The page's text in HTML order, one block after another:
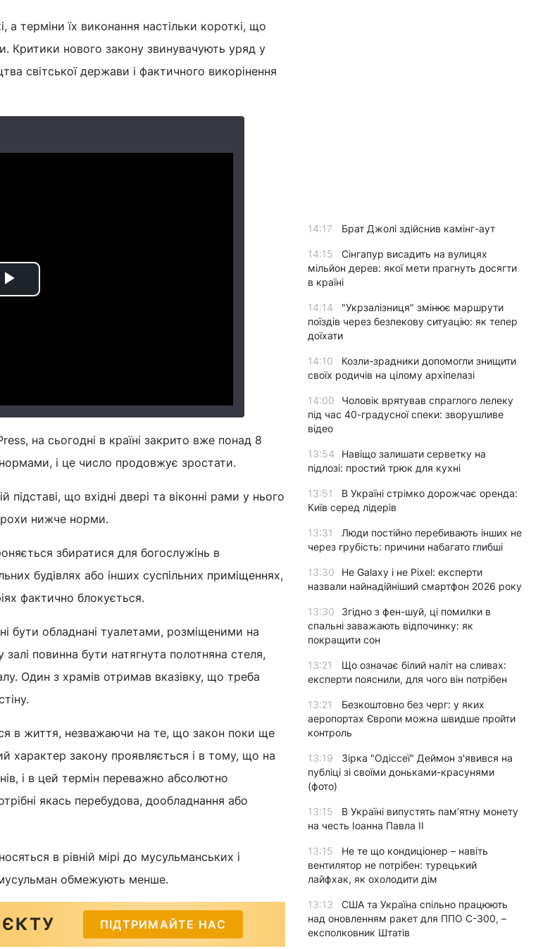
а терміни їх виконання настільки короткі, що
Критики нового закону звинувачують уряд у
світської держави і фактичного викорінення
Play
на сьогодні в країні закрито вже понад 8
і це число продовжує зростати.
що вхідні двері та віконні рами у нього
нижче норми.
збиратися для богослужінь в
будівлях або інших суспільних приміщеннях,
фактично блокується.
бути обладнані туалетами, розміщеними на
залі повинна бути натягнута полотняна стеля,
Один з храмів отримав вказівку, що треба
в життя, незважаючи на те, що закон поки ще
характер закону проявляється і в тому, що на
і в цей термін переважно абсолютно
якась перебудова, дообладнання або
в рівній мірі до мусульманських і
обмежують менше.
ПІДТРИМАЙТЕ НАС
14:17 Брат Джолі здійснив камінг-аут
14:15
Сінгапур висадить на вулицях
мільйон дерев: якої мети прагнуть досягти
в країні
14:14
"Укрзалізниця" змінює маршрути
поїздів через безпекову ситуацію: як тепер
доїхати
14:10
Козли-зрадники допомогли знищити
своїх родичів на цілому архіпелазі
14:00
Чоловік врятував спраглого лелеку
під час 40-градусної спеки: зворушливе
відео
13:54
Навіщо залишати серветку на
підлозі: простий трюк для кухні
13:51
В Україні стрімко дорожчає оренда:
Київ серед лідерів
13:31
Люди постійно перебивають інших не
через грубість: причини набагато глибші
13:30
Не Galaxy і не Pixel: експерти
назвали найнадійніший смартфон 2026 року
13:30
Згідно з фен-шуй, ці помилки в
спальні заважають відпочинку: як
покращити сон
13:21
Що означає білий наліт на сливах:
експерти пояснили, для чого він потрібен
13:21
Безкоштовно без черг: у яких
аеропортах Європи можна швидше пройти
контроль
13:19
Зірка "Одіссеї" Деймон з'явився на
публіці зі своїми доньками-красунями
(фото)
13:15
В Україні випустять пам’ятну монету
на честь Іоанна Павла II
13:15
Не те що кондиціонер – навіть
вентилятор не потрібен: турецький
лайфхак, як охолодити дім
13:13
США та Україна спільно працюють
над оновленням ракет для ППО С-300, –
експолковник Штатів